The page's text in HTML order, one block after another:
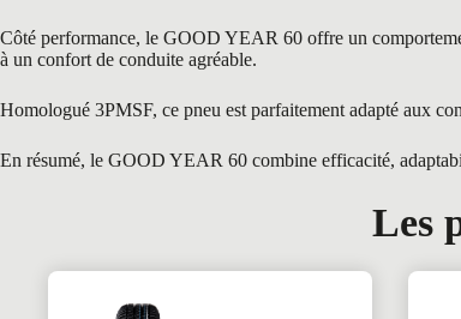
Côté performance, le GOOD YEAR 60 offre un
à un confort de conduite agréable.
Homologué 3PMSF, ce pneu est parfaitement adapté aux
En résumé, le GOOD YEAR 60 combine efficacité,
Les